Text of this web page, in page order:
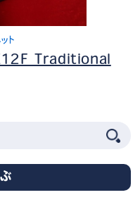
ト
E12F